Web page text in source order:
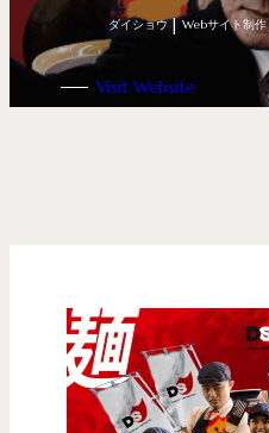
ダイショウ Webサイト制作
Visit Website